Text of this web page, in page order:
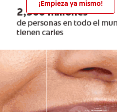
¡Empieza ya mismo!